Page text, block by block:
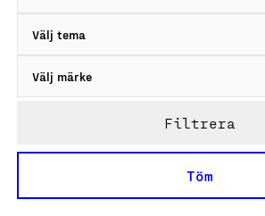
Filtrera
Töm